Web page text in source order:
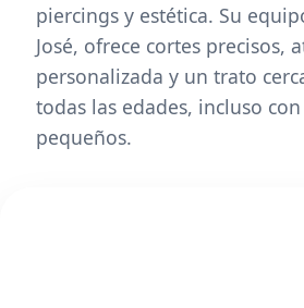
piercings y estética. Su
José, ofrece cortes precisos,
personalizada y un trato
todas las edades, incluso
pequeños.